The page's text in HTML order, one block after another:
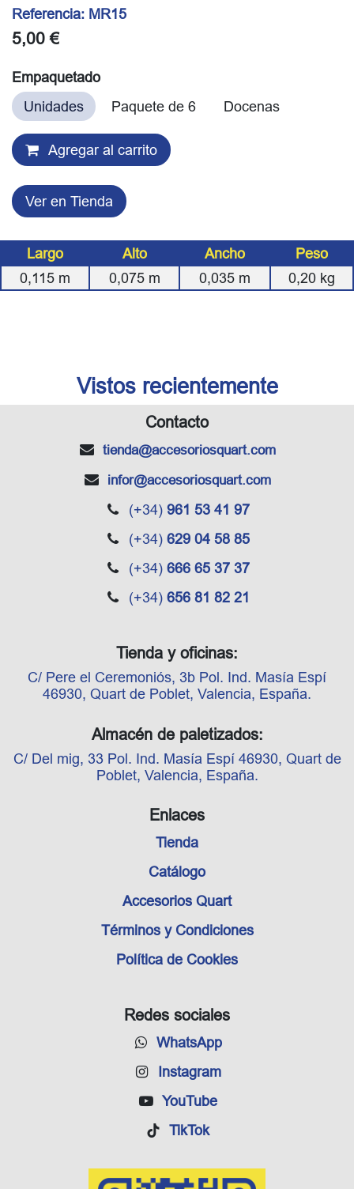
Referencia: MR15
5,00 €
Empaquetado
Unidades
Paquete de 6 Docenas
Agregar al carrito
Ver en Tienda
Largo Alto Ancho
Peso
0,115 m 0,075m 0,035 m 0,20 kg
Vistos recientemente
Redes sociales
WhatsApp
Instagram
YouTube
TikTok
Enlaces
Tienda
Catálogo
Accesorios Quart
Términos y Condiciones
Política de Cookies
Tienda y oficinas:
C/ Pere el Ceremoniós, 3b Pol. Ind. Masía Espí
46930, Quart de Poblet, Valencia, España.
Almacén de paletizados:
C/ Del mig, 33 Pol. Ind. Masía Espí 46930, Quart de
Poblet, Valencia, España.
Contacto
tienda@accesoriosquart.com
infor@accesoriosquart.com
(+34) 961 53 41 97
(+34) 629 04 58 85
(+34) 666 65 37 37
(+34) 656 81 82 21